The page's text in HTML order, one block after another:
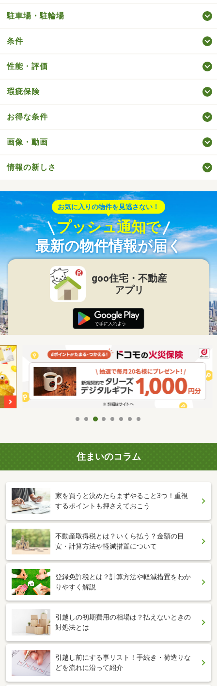
駐車場・駐輪場
条件
性能・評価
瑕疵保険
お得な条件
画像・動画
情報の新しさ
お気に入りの物件を見逃さない！
プッシュ通知で
最新の物件情報が届く
goo住宅・不動産
アプリ
住まいのコラム
家を買うと決めたらまずやること3つ！重視
するポイントも押さえておこう
不動産取得税とは？いくら払う？金額の目
安・計算方法や軽減措置について
登録免許税とは？計算方法や軽減措置をわか
りやすく解説
引越しの初期費用の相場は？払えないときの
対処法とは
引越し前にする事リスト！手続き・荷造りな
どを流れに沿って紹介